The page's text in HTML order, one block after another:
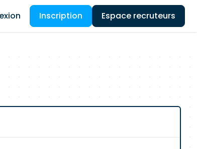
Inscription Espace recruteurs